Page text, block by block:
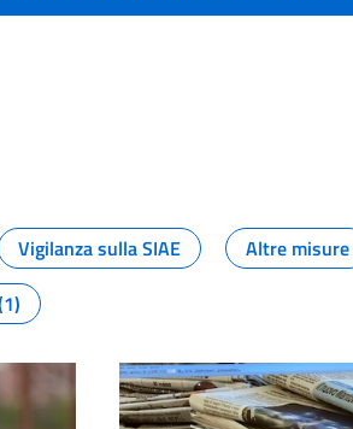
Vigilanza sulla SIAE Altre misure